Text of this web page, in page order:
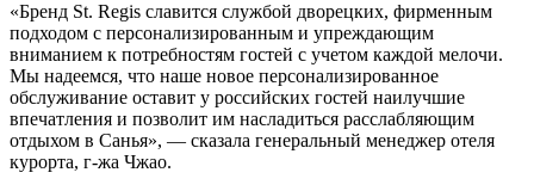
«Бренд St. Regis славится службой дворецких, фирменным
подходом с персонализированным и упреждающим
вниманием к потребностям гостей с учетом каждой мелочи.
Мы надеемся, что наше новое персонализированное
обслуживание оставит у российских гостей наилучшие
впечатления и позволит им насладиться расслабляющим
отдыхом в Санья», — сказала генеральный менеджер отеля
курорта, г-жа Чжао.